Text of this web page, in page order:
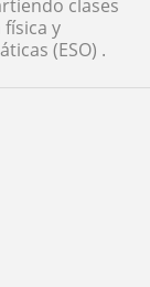
clases
y
(ESO) .